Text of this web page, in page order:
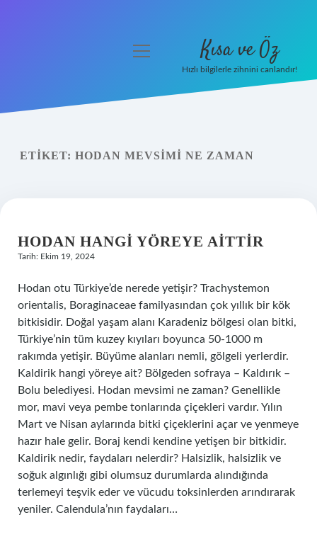
Yasal Uyarı
menüyü
Kısa ve Öz
Hızlı bilgilerle zihnini canlandır!
ETIKET: HODAN MEVSIMI NE ZAMAN
HODAN HANGI YÖREYE AITTIR
Tarih: Ekim 19, 2024
Hodan otu Türkiye’de nerede yetişir? Trachystemon
orientalis, Boraginaceae familyasından çok yıllık bir kök
bitkisidir. Doğal yaşam alanı Karadeniz bölgesi olan bitki,
Türkiye’nin tüm kuzey kıyıları boyunca 50-1000 m
rakımda yetişir. Büyüme alanları nemli, gölgeli yerlerdir.
Kaldirik hangi yöreye ait? Bölgeden sofraya – Kaldırık –
Bolu belediyesi. Hodan mevsimi ne zaman? Genellikle
mor, mavi veya pembe tonlarında çiçekleri vardır. Yılın
Mart ve Nisan aylarında bitki çiçeklerini açar ve yenmeye
hazır hale gelir. Boraj kendi kendine yetişen bir bitkidir.
Kaldirik nedir, faydaları nelerdir? Halsizlik, halsizlik ve
soğuk algınlığı gibi olumsuz durumlarda alındığında
terlemeyi teşvik eder ve vücudu toksinlerden arındırarak
yeniler. Calendula’nın faydaları…